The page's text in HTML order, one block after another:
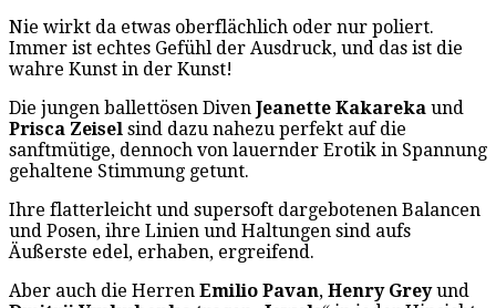
Nie wirkt da etwas oberflächlich oder nur poliert.
Immer ist echtes Gefühl der Ausdruck, und das ist die
wahre Kunst in der Kunst!
Die jungen ballettösen Diven Jeanette Kakareka und
Prisca Zeisel sind dazu nahezu perfekt auf die
sanftmütige, dennoch von lauernder Erotik in Spannung
gehaltene Stimmung getunt.
Ihre flatterleicht und supersoft dargebotenen Balancen
und Posen, ihre Linien und Haltungen sind aufs
Äußerste edel, erhaben, ergreifend.
Aber auch die Herren Emilio Pavan, Henry Greyund